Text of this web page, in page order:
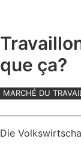
que ça?
MARCHÉ DU
Die